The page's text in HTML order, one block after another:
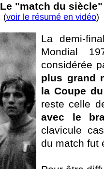
Le "match du siècle"
(voir le résumé en vidéo)
La demi-
Mondial
considérée
plus grand
la Coupe
reste celle
avec le
clavicule
du match fut